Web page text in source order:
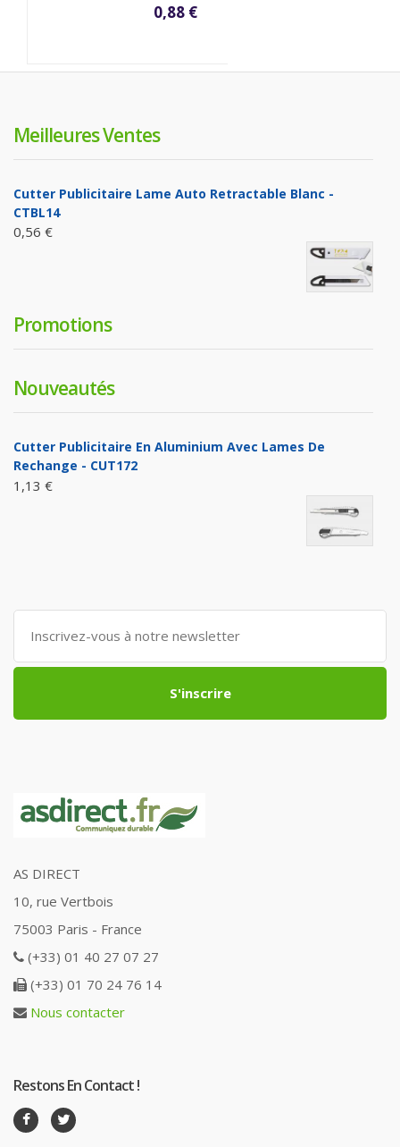
0,88 €
Meilleures Ventes
Cutter Publicitaire Lame Auto Retractable Blanc -
CTBL14
0,56 €
Promotions
Nouveautés
Cutter Publicitaire En Aluminium Avec Lames De
Rechange - CUT172
1,13 €
S'inscrire
AS DIRECT
10, rue Vertbois
75003 Paris - France
(+33) 01 40 27 07 27
(+33) 01 70 24 76 14
Nous contacter
Restons En Contact !